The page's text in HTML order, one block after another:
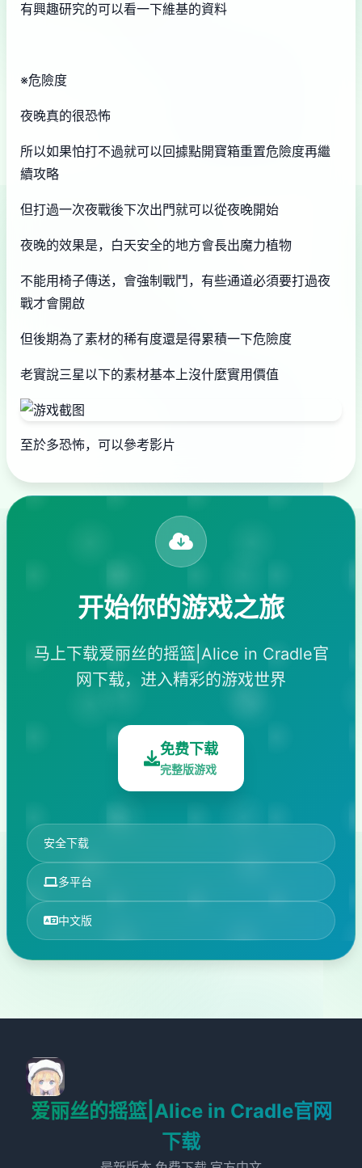
有興趣研究的可以看一下維基的資料
※危險度
夜晚真的很恐怖
所以如果怕打不過就可以回據點開寶箱重置危險度再繼
續攻略
但打過一次夜戰後下次出門就可以從夜晚開始
夜晚的效果是，白天安全的地方會長出魔力植物
不能用椅子傳送，會強制戰鬥，有些通道必須要打過夜
戰才會開啟
但後期為了素材的稀有度還是得累積一下危險度
老實說三星以下的素材基本上沒什麼實用價值
至於多恐怖，可以參考影片
开始你的游戏之旅
马上下载爱丽丝的摇篮|Alice in Cradle官
网下载，进入精彩的游戏世界
免费下载
完整版游戏
安全下载
多平台
中文版
爱丽丝的摇篮|Alice in Cradle官网
下载